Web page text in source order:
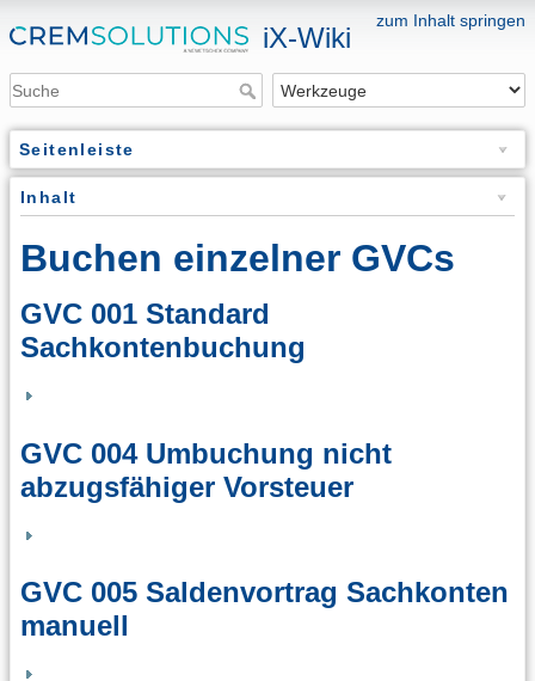
zum Inhalt springen
iX-Wiki
Seitenleiste
Inhalt
Buchen einzelner GVCs
GVC 001 Standard
Sachkontenbuchung
GVC 004 Umbuchung nicht
abzugsfähiger Vorsteuer
GVC 005 Saldenvortrag Sachkonten
manuell